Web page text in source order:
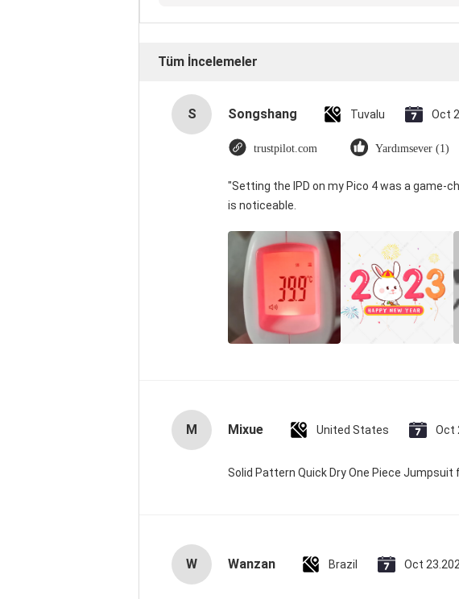
Tüm İncelemeler
S Songshang Tuvalu Oct
trustpilot.com Yardımsever (1)
"Setting the IPD on my Pico 4 was a game-
is noticeable.
M Mixue United States Oct
Solid Pattern Quick Dry One Piece
W Wanzan Brazil Oct